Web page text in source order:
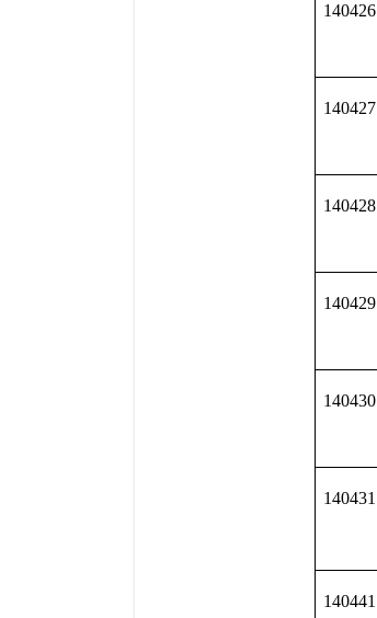
140426
140427
140428
140429
140430
140431
140441